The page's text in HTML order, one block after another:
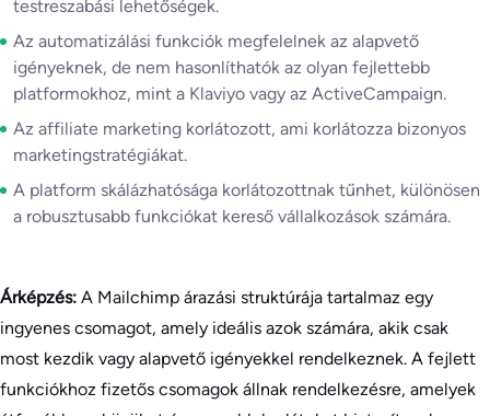
testreszabási lehetőségek.
Az automatizálási funkciók megfelelnek az alapvető
igényeknek, de nem hasonlíthatók az olyan fejlettebb
platformokhoz, mint a Klaviyo vagy az ActiveCampaign.
Az affiliate marketing korlátozott, ami korlátozza bizonyos
marketingstratégiákat.
A platform skálázhatósága korlátozottnak tűnhet, különösen
a robusztusabb funkciókat kereső vállalkozások számára.
Árképzés: A Mailchimp árazási struktúrája tartalmaz egy
ingyenes csomagot, amely ideális azok számára, akik csak
most kezdik vagy alapvető igényekkel rendelkeznek. A fejlett
funkciókhoz fizetős csomagok állnak rendelkezésre, amelyek